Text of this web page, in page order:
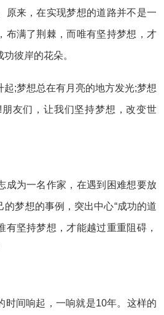
原来，在实现梦想的道路并不是一
布满了荆棘，而唯有坚持梦想，才
彼岸的花朵。
;梦想总在有月亮的地方发光;梦想
友们，让我们坚持梦想，改变世
成为一名作家，在遇到困难想要放
梦想的事例，突出中心“成功的道
有坚持梦想，才能越过重重阻碍，
时间响起，一响就是10年。这样的